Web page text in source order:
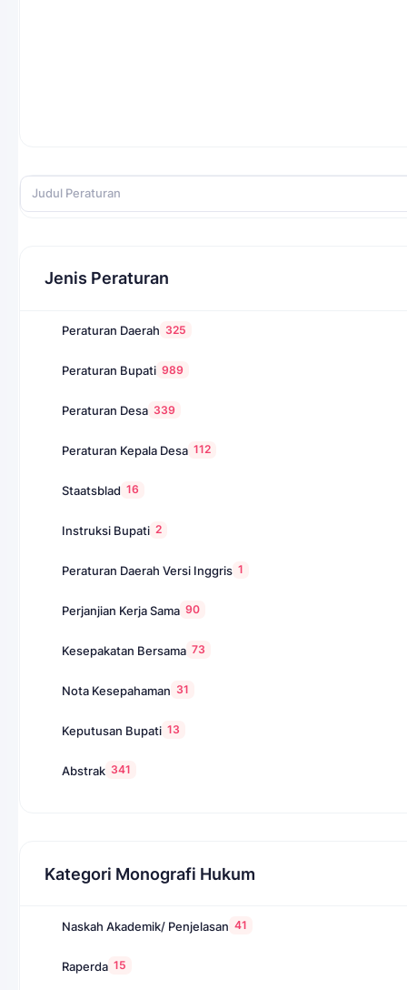
Jenis Peraturan
Peraturan Daerah 325
Peraturan Bupati 989
Peraturan Desa 339
Peraturan Kepala Desa 112
Staatsblad 16
Instruksi Bupati 2
Peraturan Daerah Versi Inggris 1
Perjanjian Kerja Sama 90
Kesepakatan Bersama 73
Nota Kesepahaman 31
Keputusan Bupati 13
Abstrak 341
Kategori Monografi Hukum
Naskah Akademik/ Penjelasan 41
Raperda 15